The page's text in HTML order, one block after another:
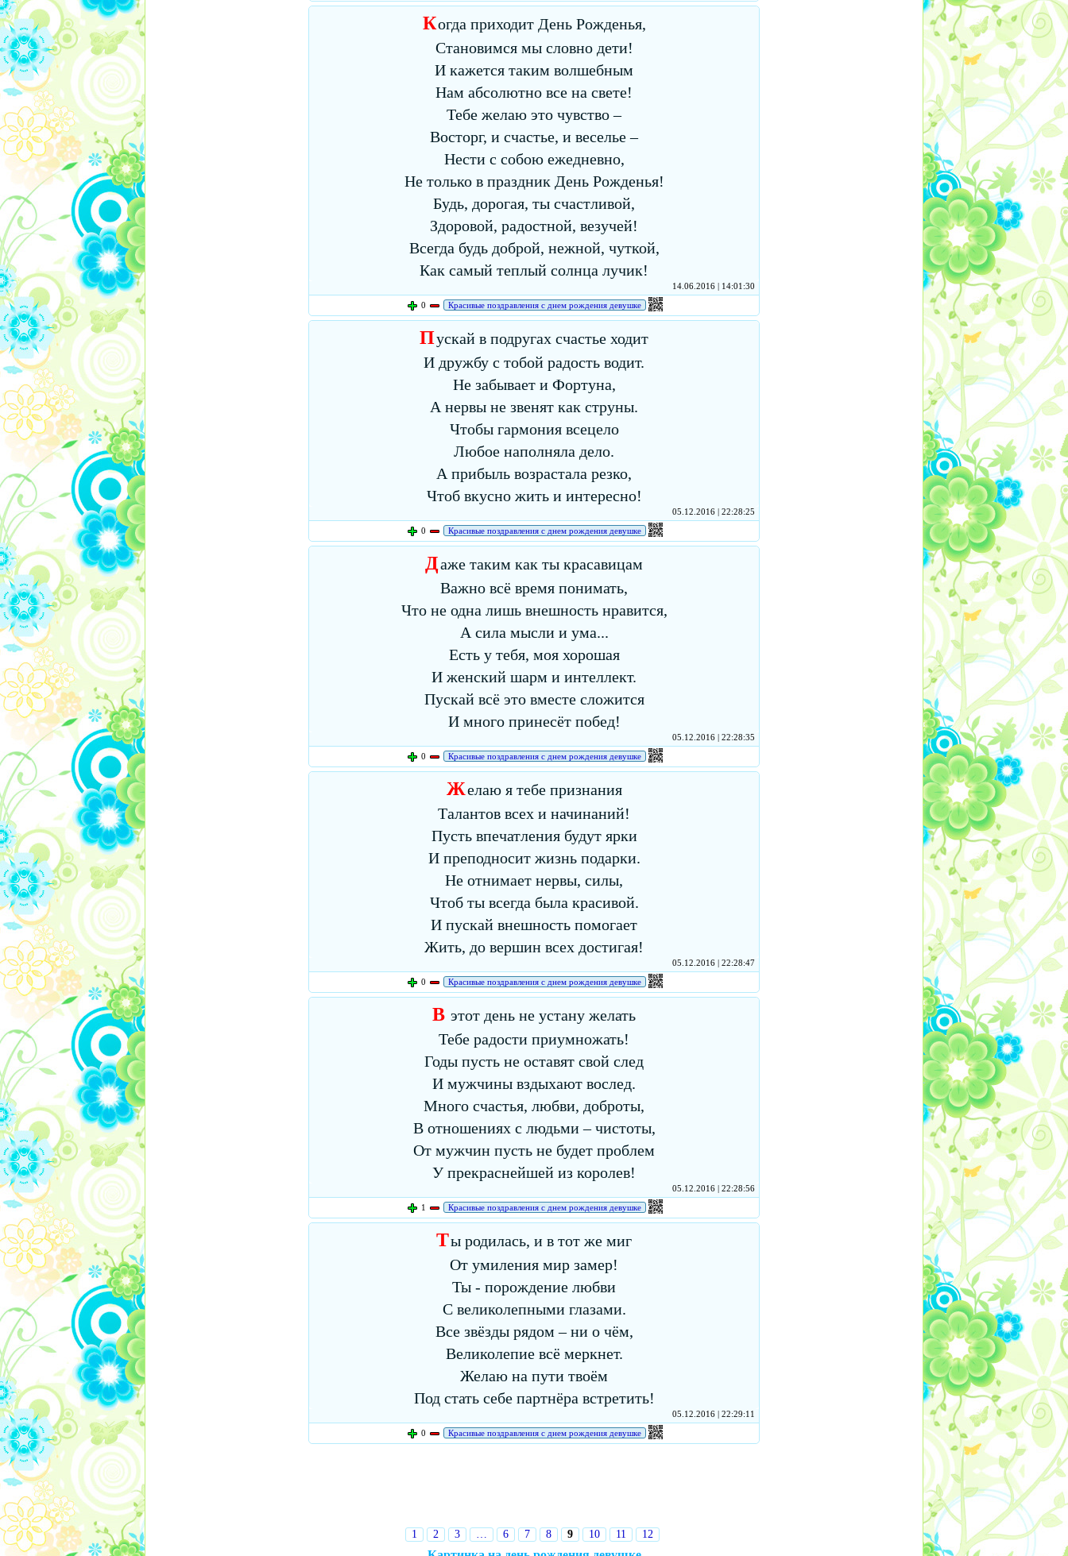
Когда приходит День Рожденья,
Становимся мы словно дети!
И кажется таким волшебным
Нам абсолютно все на свете!
Тебе желаю это чувство –
Восторг, и счастье, и веселье –
Нести с собою ежедневно,
Не только в праздник День Рожденья!
Будь, дорогая, ты счастливой,
Здоровой, радостной, везучей!
Всегда будь доброй, нежной, чуткой,
Как самый теплый солнца лучик!
14.06.2016 | 14:01:30
0
Красивые поздравления с днем рождения девушке
Пускай в подругах счастье ходит
И дружбу с тобой радость водит.
Не забывает и Фортуна,
А нервы не звенят как струны.
Чтобы гармония всецело
Любое наполняла дело.
А прибыль возрастала резко,
Чтоб вкусно жить и интересно!
05.12.2016 | 22:28:25
0
Красивые поздравления с днем рождения девушке
Даже таким как ты красавицам
Важно всё время понимать,
Что не одна лишь внешность нравится,
А сила мысли и ума...
Есть у тебя, моя хорошая
И женский шарм и интеллект.
Пускай всё это вместе сложится
И много принесёт побед!
05.12.2016 | 22:28:35
0
Красивые поздравления с днем рождения девушке
Желаю я тебе признания
Талантов всех и начинаний!
Пусть впечатления будут ярки
И преподносит жизнь подарки.
Не отнимает нервы, силы,
Чтоб ты всегда была красивой.
И пускай внешность помогает
Жить, до вершин всех достигая!
05.12.2016 | 22:28:47
0
Красивые поздравления с днем рождения девушке
В этот день не устану желать
Тебе радости приумножать!
Годы пусть не оставят свой след
И мужчины вздыхают вослед.
Много счастья, любви, доброты,
В отношениях с людьми – чистоты,
От мужчин пусть не будет проблем
У прекраснейшей из королев!
05.12.2016 | 22:28:56
1
Красивые поздравления с днем рождения девушке
Ты родилась, и в тот же миг
От умиления мир замер!
Ты - порождение любви
С великолепными глазами.
Все звёзды рядом – ни о чём,
Великолепие всё меркнет.
Желаю на пути твоём
Под стать себе партнёра встретить!
05.12.2016 | 22:29:11
0
Красивые поздравления с днем рождения девушке
1 2 3 … 6 7 8 9 10 11 12